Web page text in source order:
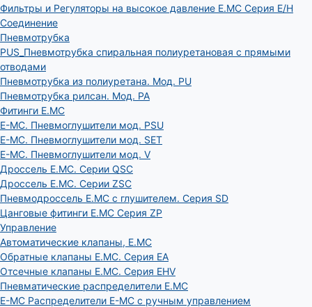
Фильтры и Регуляторы на высокое давление E.MC Серия E/H
Соединение
Пневмотрубка
PUS_Пневмотрубка спиральная полиуретановая с прямыми
отводами
Пневмотрубка из полиуретана. Мод. РU
Пневмотрубка рилсан. Мод. PA
Фитинги E.MC
E-MC. Пневмоглушители мод. PSU
E-MC. Пневмоглушители мод. SET
E-MC. Пневмоглушители мод. V
Дроссель E.MC. Серии QSC
Дроссель E.MC. Серии ZSC
Пневмодроссель E.MC с глушителем. Серия SD
Цанговые фитинги E.MC Серия ZP
Управление
Автоматические клапаны, Е.МС
Обратные клапаны E.MC. Серия EA
Отсечные клапаны E.MC. Серия EHV
Пневматические распределители E.MC
E-MC Распределители E-MC с ручным управлением